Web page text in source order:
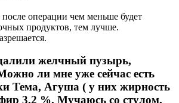
операции чем меньше будет
продуктов, тем лучше.
желчный пузырь,
ли мне уже сейчас есть
Тема, Агуша ( у них жирность
3.2 %. Мучаюсь со стулом,